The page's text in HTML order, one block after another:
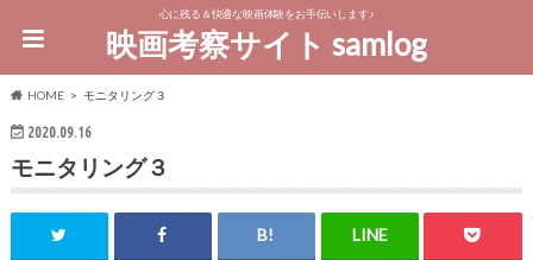
心に残る＆快適な映画体験をお手伝いします♪
映画考察サイト samlog
HOME モニタリング３
2020.09.16
モニタリング３